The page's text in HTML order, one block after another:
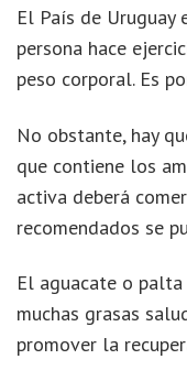
El País de
persona hace
peso corporal. Es
No obstante, hay
que contiene los
activa deberá
recomendados se
El aguacate o
muchas grasas
promover la